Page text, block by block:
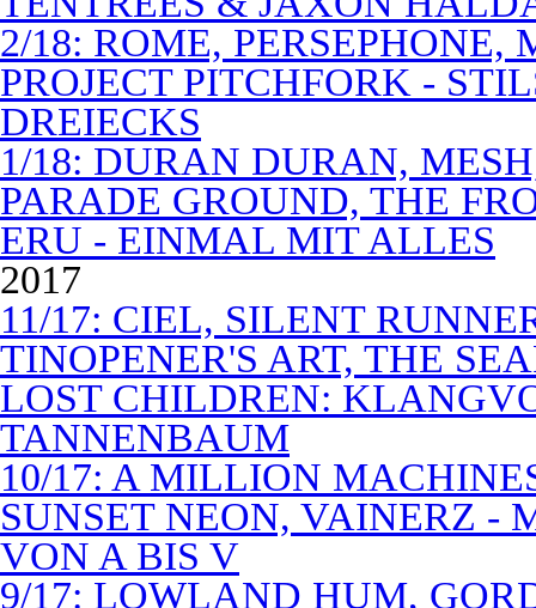
2/18: ROME,
PROJECT PITCHFORK -
DREIECKS
1/18: DURAN DURAN,
PARADE GROUND, THE
ERU - EINMAL MIT ALLES
2017
11/17: CIEL, SILENT
TINOPENER'S ART, THE
LOST CHILDREN:
TANNENBAUM
10/17: A MILLION
SUNSET NEON, VAINERZ -
VON A BIS V
9/17: LOWLAND HUM,